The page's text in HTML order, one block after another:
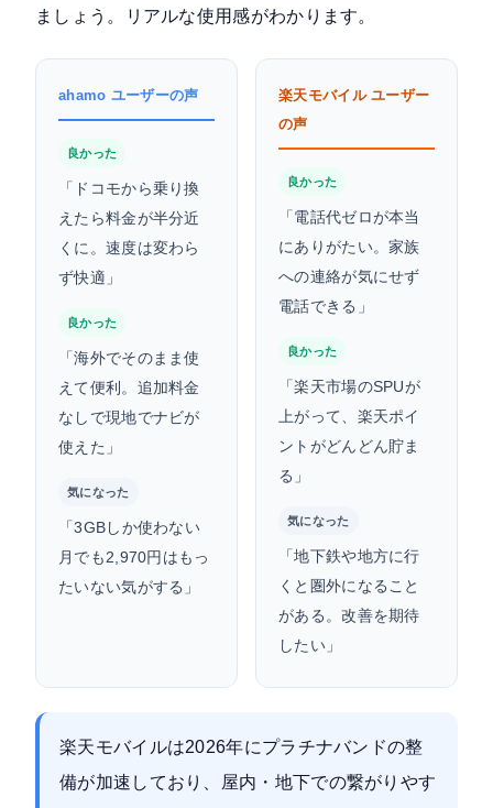
ましょう。リアルな使用感がわかります。
ahamo ユーザーの声
良かった
「ドコモから乗り換
えたら料金が半分近
くに。速度は変わら
ず快適」
良かった
「海外でそのまま使
えて便利。追加料金
なしで現地でナビが
使えた」
気になった
「3GBしか使わない
月でも2,970円はもっ
たいない気がする」
楽天モバイル ユーザー
の声
良かった
「電話代ゼロが本当
にありがたい。家族
への連絡が気にせず
電話できる」
良かった
「楽天市場のSPUが
上がって、楽天ポイ
ントがどんどん貯ま
る」
気になった
「地下鉄や地方に行
くと圏外になること
がある。改善を期待
したい」
楽天モバイルは2026年にプラチナバンドの整
備が加速しており、屋内・地下での繋がりやす